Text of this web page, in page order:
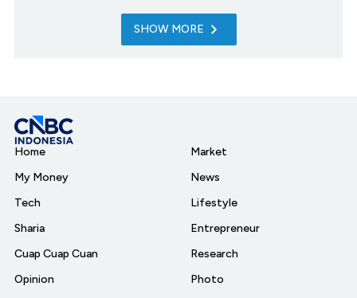
SHOW MORE
Home
My Money
Tech
Sharia
Cuap Cuap Cuan
Opinion
Market
News
Lifestyle
Entrepreneur
Research
Photo